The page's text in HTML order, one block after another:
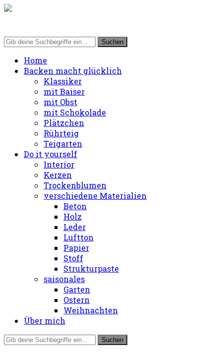
Home
Backen macht glücklich
Klassiker
mit Baiser
mit Obst
mit Schokolade
Plätzchen
Rührteig
Teigarten
Do it yourself
Interior
Kerzen
Trockenblumen
verschiedene Materialien
Beton
Holz
Leder
Luftton
Papier
Stoff
Strukturpaste
saisonales
Garten
Ostern
Weihnachten
Über mich